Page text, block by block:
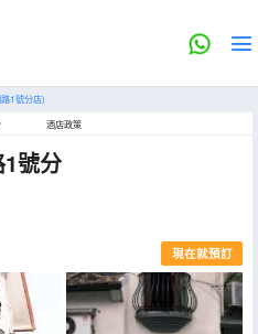
1號分店)
酒店政策
號分
現在就預訂